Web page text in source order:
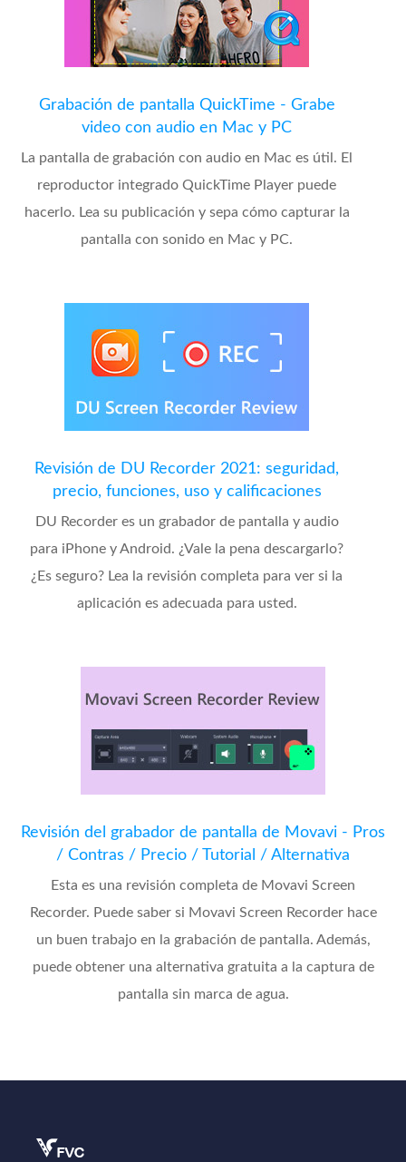
Grabación de pantalla QuickTime - Grabe
video con audio en Mac y PC
La pantalla de grabación con audio en Mac es útil. El
reproductor integrado QuickTime Player puede
hacerlo. Lea su publicación y sepa cómo capturar la
pantalla con sonido en Mac y PC.
Revisión de DU Recorder 2021: seguridad,
precio, funciones, uso y calificaciones
DU Recorder es un grabador de pantalla y audio
para iPhone y Android. ¿Vale la pena descargarlo?
¿Es seguro? Lea la revisión completa para ver si la
aplicación es adecuada para usted.
Revisión del grabador de pantalla de Movavi - Pros
/ Contras / Precio / Tutorial / Alternativa
Esta es una revisión completa de Movavi Screen
Recorder. Puede saber si Movavi Screen Recorder hace
un buen trabajo en la grabación de pantalla. Además,
puede obtener una alternativa gratuita a la captura de
pantalla sin marca de agua.